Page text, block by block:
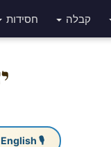
קבלה חסידות
🎙 Subscribe / English